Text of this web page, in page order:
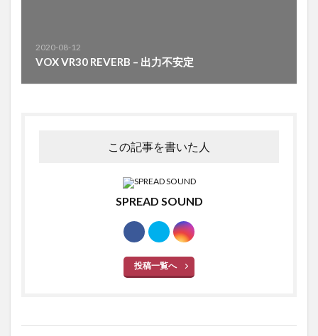
2020-08-12
VOX VR30 REVERB – 出力不安定
この記事を書いた人
SPREAD SOUND
投稿一覧へ